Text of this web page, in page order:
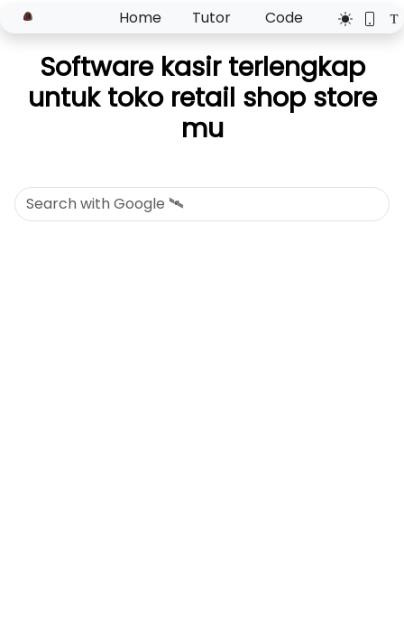
Home Tutor Code
Software kasir terlengkap
untuk toko retail shop store
mu